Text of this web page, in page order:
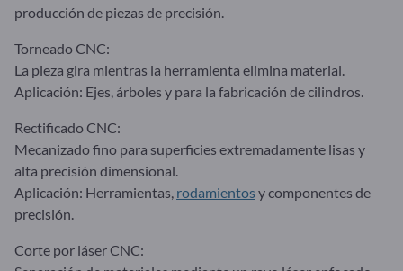
producción de piezas de precisión.
Torneado CNC:
La pieza gira mientras la herramienta elimina material.
Aplicación: Ejes, árboles y para la fabricación de cilindros.
Rectificado CNC:
Mecanizado fino para superficies extremadamente lisas y
alta precisión dimensional.
Aplicación: Herramientas, rodamientosy componentes de
precisión.
Corte por láser CNC: